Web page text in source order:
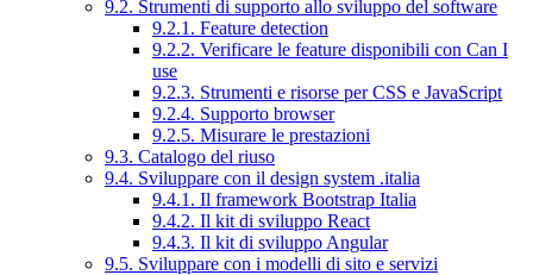
9.2. Strumenti di supporto allo sviluppo del software
9.2.1. Feature detection
9.2.2. Verificare le feature disponibili con Can I
use
9.2.3. Strumenti e risorse per CSS e JavaScript
9.2.4. Supporto browser
9.2.5. Misurare le prestazioni
9.3. Catalogo del riuso
9.4. Sviluppare con il design system .italia
9.4.1. Il framework Bootstrap Italia
9.4.2. Il kit di sviluppo React
9.4.3. Il kit di sviluppo Angular
9.5. Sviluppare con i modelli di sito e servizi